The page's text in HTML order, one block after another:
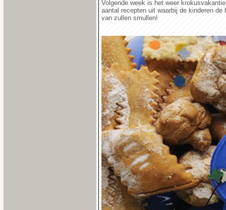
Volgende week is het weer
aantal recepten uit waarbij de kinderen
van zullen smullen!